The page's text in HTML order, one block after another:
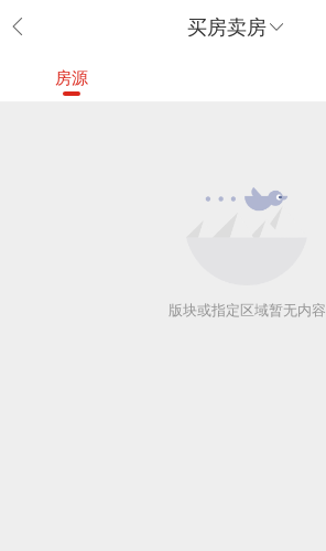
买房卖房
房源
版块或指定区域暂无内容